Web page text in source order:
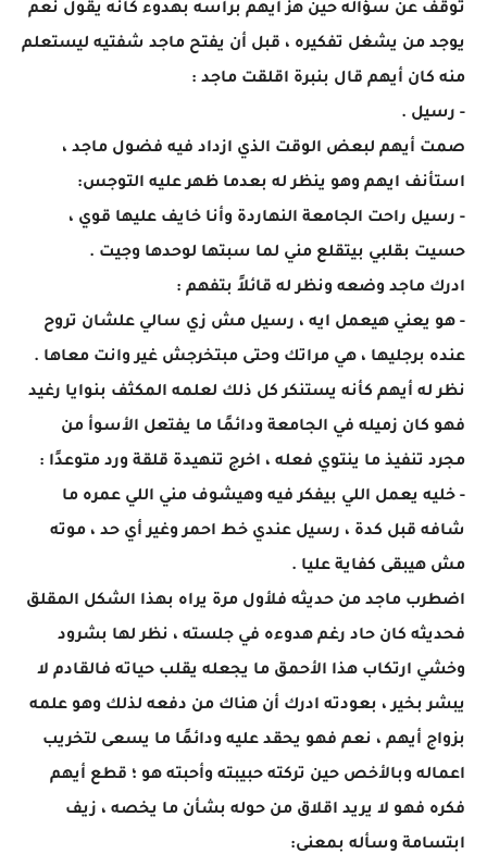
توقف عن سؤاله حين هز أيهم برأسه بهدوء كأنه يقول نعم
يوجد من يشغل تفكيره ، قبل أن يفتح ماجد شفتيه ليستعلم
منه كان أيهم قال بنبرة اقلقت ماجد :
- رسيل .
صمت أيهم لبعض الوقت الذي ازداد فيه فضول ماجد ،
استأنف ايهم وهو ينظر له بعدما ظهر عليه التوجس:
- رسيل راحت الجامعة النهاردة وأنا خايف عليها قوي ،
حسيت بقلبي بيتقلع مني لما سبتها لوحدها وجيت .
ادرك ماجد وضعه ونظر له قائلاً بتفهم :
- هو يعني هيعمل ايه ، رسيل مش زي سالي علشان تروح
عنده برجليها ، هي مراتك وحتى مبتخرجش غير وانت معاها .
نظر له أيهم كأنه يستنكر كل ذلك لعلمه المكثف بنوايا رغيد
فهو كان زميله في الجامعة ودائمًا ما يفتعل الأسوأ من
مجرد تنفيذ ما ينتوي فعله ، اخرج تنهيدة قلقة ورد متوعدًا :
- خليه يعمل اللي بيفكر فيه وهيشوف مني اللي عمره ما
شافه قبل كدة ، رسيل عندي خط احمر وغير أي حد ، موته
مش هيبقى كفاية عليا .
اضطرب ماجد من حديثه فلأول مرة يراه بهذا الشكل المقلق
فحديثه كان حاد رغم هدوءه في جلسته ، نظر لها بشرود
وخشي ارتكاب هذا الأحمق ما يجعله يقلب حياته فالقادم لا
يبشر بخير ، بعودته ادرك أن هناك من دفعه لذلك وهو علمه
بزواج أيهم ، نعم فهو يحقد عليه ودائمًا ما يسعى لتخريب
اعماله وبالأخص حين تركته حبيبته وأحبته هو ؛ قطع أيهم
فكره فهو لا يريد اقلاق من حوله بشأن ما يخصه ، زيف
ابتسامة وسأله بمعنى: